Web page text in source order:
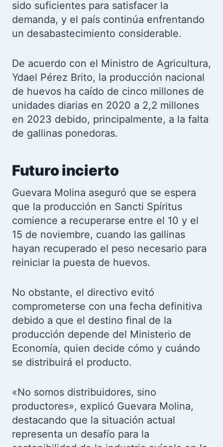
sido suficientes para satisfacer la
demanda, y el país continúa enfrentando
un desabastecimiento considerable.
De acuerdo con el Ministro de Agricultura,
Ydael Pérez Brito, la producción nacional
de huevos ha caído de cinco millones de
unidades diarias en 2020 a 2,2 millones
en 2023 debido, principalmente, a la falta
de gallinas ponedoras.
Futuro incierto
Guevara Molina aseguró que se espera
que la producción en Sancti Spíritus
comience a recuperarse entre el 10 y el
15 de noviembre, cuando las gallinas
hayan recuperado el peso necesario para
reiniciar la puesta de huevos.
No obstante, el directivo evitó
comprometerse con una fecha definitiva
debido a que el destino final de la
producción depende del Ministerio de
Economía, quien decide cómo y cuándo
se distribuirá el producto.
«No somos distribuidores, sino
productores», explicó Guevara Molina,
destacando que la situación actual
representa un desafío para la